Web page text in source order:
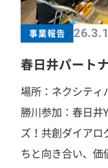
の中に息づいて
の世代へと繋い
に、出会えたこと
ています。これま
感謝を。 そしてこれからも、それぞれの舞台での
さらなるご活躍を心
ありがとうございました！ 青年
事業報告
春日井パート
場所：ネクシテ
勝川参加：春日井YEGメン
ズ！共創ダイアログ～ 日本の未来を担う
ちと向き合い、